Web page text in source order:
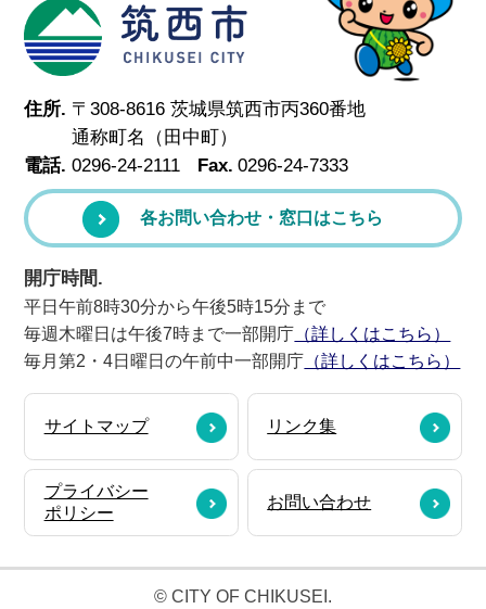
筑西市
住所. 〒308-8616 茨城県筑西市丙360番地
通称町名（田中町）
電話. 0296-24-2111 Fax. 0296-24-7333
各お問い合わせ・窓口はこちら
開庁時間.
平日午前8時30分から午後5時15分まで
毎週木曜日は午後7時まで一部開庁 （詳しくはこちら）
毎月第2・4日曜日の午前中一部開庁 （詳しくはこちら）
サイトマップ リンク集
プライバシー
ポリシー
お問い合わせ
© CITY OF CHIKUSEI.